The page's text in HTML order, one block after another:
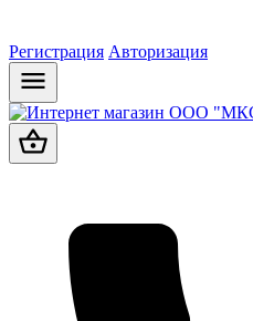
Регистрация Авторизация